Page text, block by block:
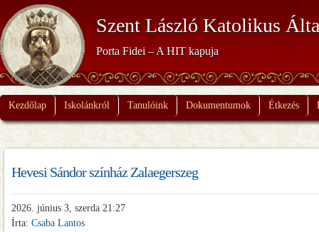
Szent László Katolikus
Porta Fidei – A HIT kapuja
Kezdőlap Iskolánkról Tanulóink Dokumentumok Étkezés
Hevesi Sándor színház Zalaegerszeg
2026. június 3, szerda 21:27
Írta: Csaba Lantos